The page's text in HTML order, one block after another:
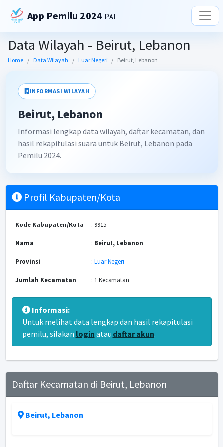
App Pemilu 2024 PAI
Data Wilayah - Beirut, Lebanon
Home Data Wilayah Luar Negeri Beirut, Lebanon
INFORMASI WILAYAH
Beirut, Lebanon
Informasi lengkap data wilayah, daftar kecamatan, dan
hasil rekapitulasi suara untuk Beirut, Lebanon pada
Pemilu 2024.
Profil Kabupaten/Kota
Kode Kabupaten/Kota : 9915
Nama : Beirut, Lebanon
Provinsi : Luar Negeri
Jumlah Kecamatan : 1 Kecamatan
Informasi:
Untuk melihat data lengkap dan hasil rekapitulasi
pemilu, silakan login atau daftar akun.
Daftar Kecamatan di Beirut, Lebanon
Beirut, Lebanon